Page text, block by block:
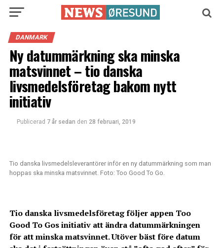
DANMARK
Ny datummärkning ska minska
matsvinnet – tio danska
livsmedelsföretag bakom nytt
initiativ
Publicerad 7 år sedan den 28 februari, 2019
Tio danska livsmedelsleverantörer inför en ny datummärkning som man
hoppas ska minska matsvinnet. Foto: Too Good To Go.
Tio danska livsmedelsföretag följer appen Too
Good To Gos initiativ att ändra datummärkningen
för att minska matsvinnet. Utöver bäst före datum